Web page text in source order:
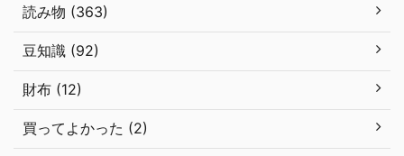
読み物 (363)
豆知識 (92)
財布 (12)
買ってよかった (2)